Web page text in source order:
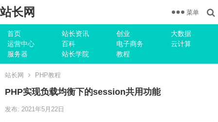
站长网
首页 站长资讯 创业
大数据
运营中心
百科 电子商务
云计算
服务器
站长学院 教程
菜单
站长网 PHP教程
PHP实现负载均衡下的session共用功能
发布: 2021年5月22日